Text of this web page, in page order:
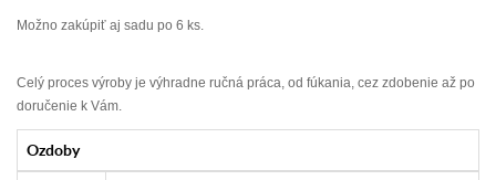
Možno zakúpiť aj sadu po 6 ks.
Celý proces výroby je výhradne ručná práca, od fúkania, cez zdobenie až po
doručenie k Vám.
Ozdoby